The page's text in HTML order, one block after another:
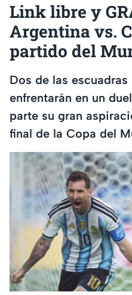
Link libre y
Argentina vs.
partido del
Dos de las
enfrentarán en un
parte su gran
final de la Copa del